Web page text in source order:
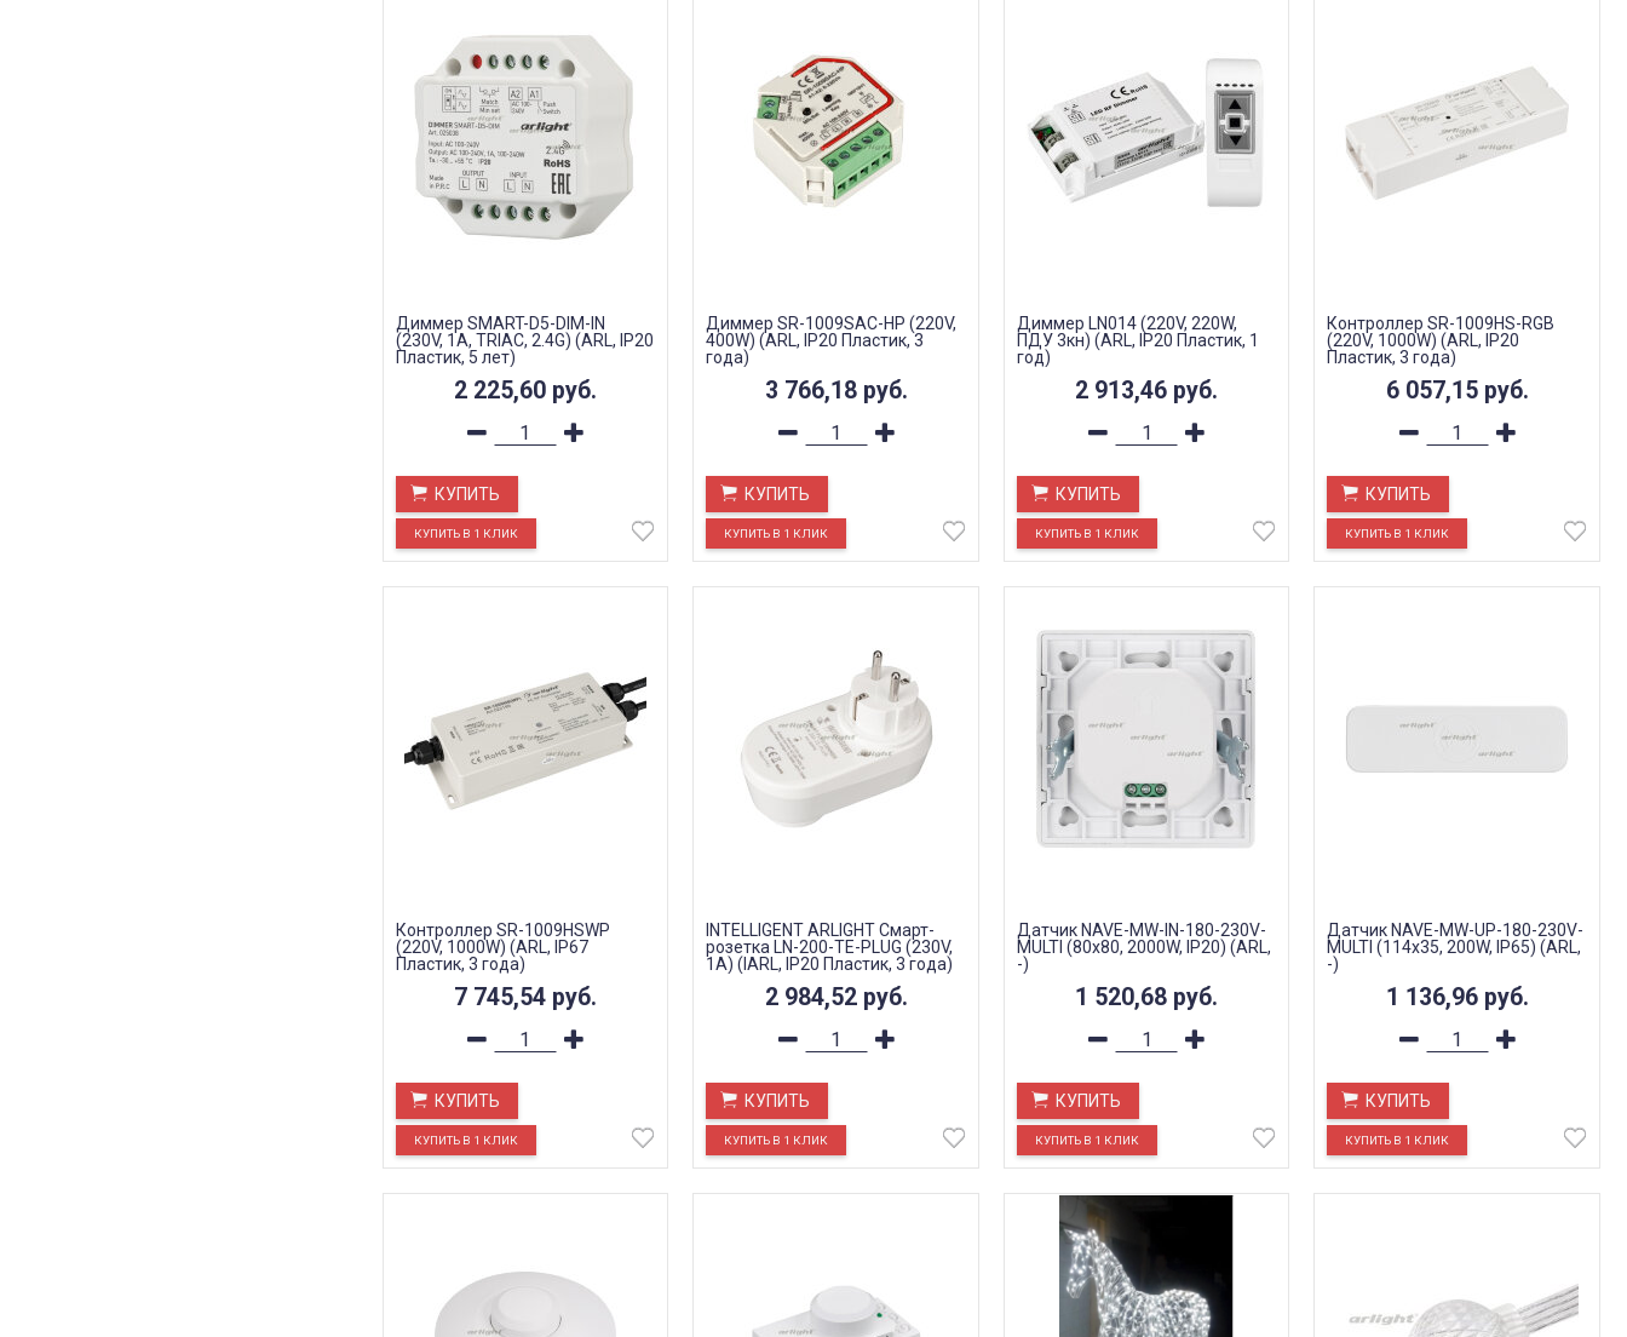
Диммер SMART-D5-DIM-IN
(230V, 1A, TRIAC, 2.4G) (ARL, IP20
Пластик, 5 лет)
2 225,60 руб.
КУПИТЬ
Диммер SR-1009SAC-HP (220V,
400W) (ARL, IP20 Пластик, 3
года)
3 766,18 руб.
КУПИТЬ
Диммер LN014 (220V, 220W,
ПДУ 3кн) (ARL, IP20 Пластик, 1
год)
2 913,46 руб.
КУПИТЬ
Контроллер SR-1009HS-RGB
(220V, 1000W) (ARL, IP20
Пластик, 3 года)
6 057,15 руб.
КУПИТЬ
Контроллер SR-1009HSWP
(220V, 1000W) (ARL, IP67
Пластик, 3 года)
7 745,54 руб.
КУПИТЬ
INTELLIGENT ARLIGHT Смарт-
розетка LN-200-TE-PLUG (230V,
1A) (IARL, IP20 Пластик, 3 года)
2 984,52 руб.
КУПИТЬ
Датчик NAVE-MW-IN-180-230V-
MULTI (80x80, 2000W, IP20) (ARL,
-)
1 520,68 руб.
КУПИТЬ
Датчик NAVE-MW-UP-180-230V-
MULTI (114x35, 200W, IP65) (ARL,
-)
1 136,96 руб.
КУПИТЬ